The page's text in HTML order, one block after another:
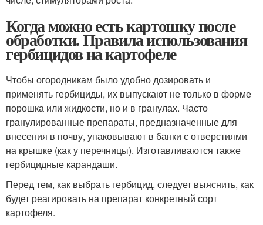
Когда можно есть картошку после
обработки. Правила использования
гербицидов на картофеле
Чтобы огородникам было удобно дозировать и
применять гербициды, их выпускают не только в форме
порошка или жидкости, но и в гранулах. Часто
гранулированные препараты, предназначенные для
внесения в почву, упаковывают в банки с отверстиями
на крышке (как у перечницы). Изготавливаются также
гербицидные карандаши.
Перед тем, как выбрать гербицид, следует выяснить, как
будет реагировать на препарат конкретный сорт
картофеля.